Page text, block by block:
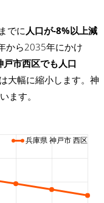
でに 人口が-8%以上減
から2035年にかけ
市西区でも人口
大幅に縮小します。神
ます。
兵庫県 神戸市 西区